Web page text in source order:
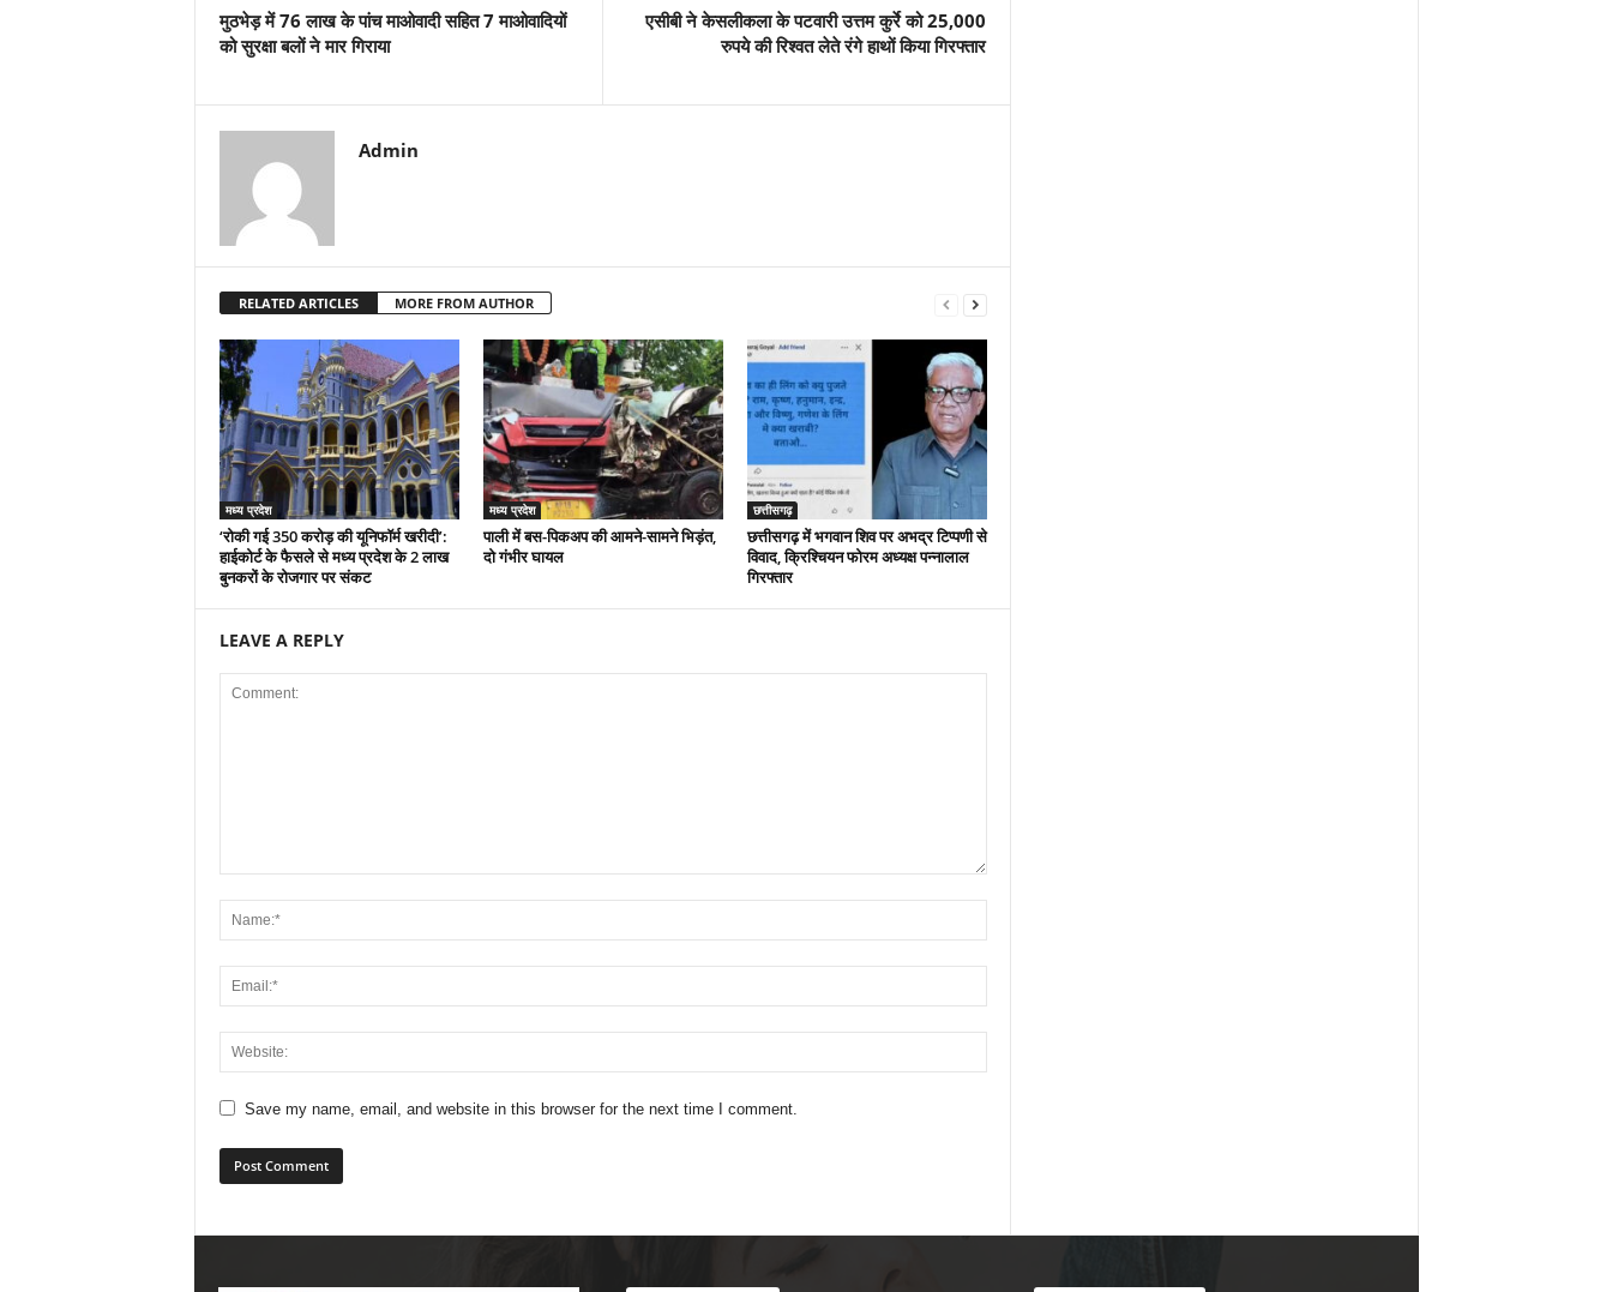
मुठभेड़ में 76 लाख के पांच माओवादी सहित 7 माओवादियों
को सुरक्षा बलों ने मार गिराया
एसीबी ने केसलीकला के पटवारी उत्तम कुर्रे को 25,000
रुपये की रिश्वत लेते रंगे हाथों किया गिरफ्तार
Admin
RELATED ARTICLES MORE FROM AUTHOR
मध्य प्रदेश
‘रोकी गई 350 करोड़ की यूनिफॉर्म खरीदी’:
हाईकोर्ट के फैसले से मध्य प्रदेश के 2 लाख
बुनकरों के रोजगार पर संकट
मध्य प्रदेश
पाली में बस-पिकअप की आमने-सामने भिड़ंत,
दो गंभीर घायल
छत्तीसगढ़
छत्तीसगढ़ में भगवान शिव पर अभद्र टिप्पणी से
विवाद, क्रिश्चियन फोरम अध्यक्ष पन्नालाल
गिरफ्तार
LEAVE A REPLY
Save my name, email, and website in this browser for the next time I comment.